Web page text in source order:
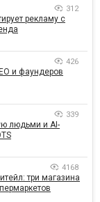
312
рекламу с
426
и фаундеров
339
людьми и AI-
4168
три магазина